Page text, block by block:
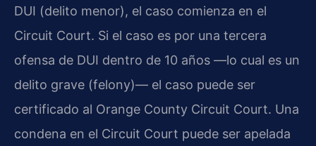
DUI (delito menor), el caso comienza en el
Circuit Court. Si el caso es por una tercera
ofensa de DUI dentro de 10 años —lo cual es un
delito grave (felony)— el caso puede ser
certificado al Orange County Circuit Court. Una
condena en el Circuit Court puede ser apelada